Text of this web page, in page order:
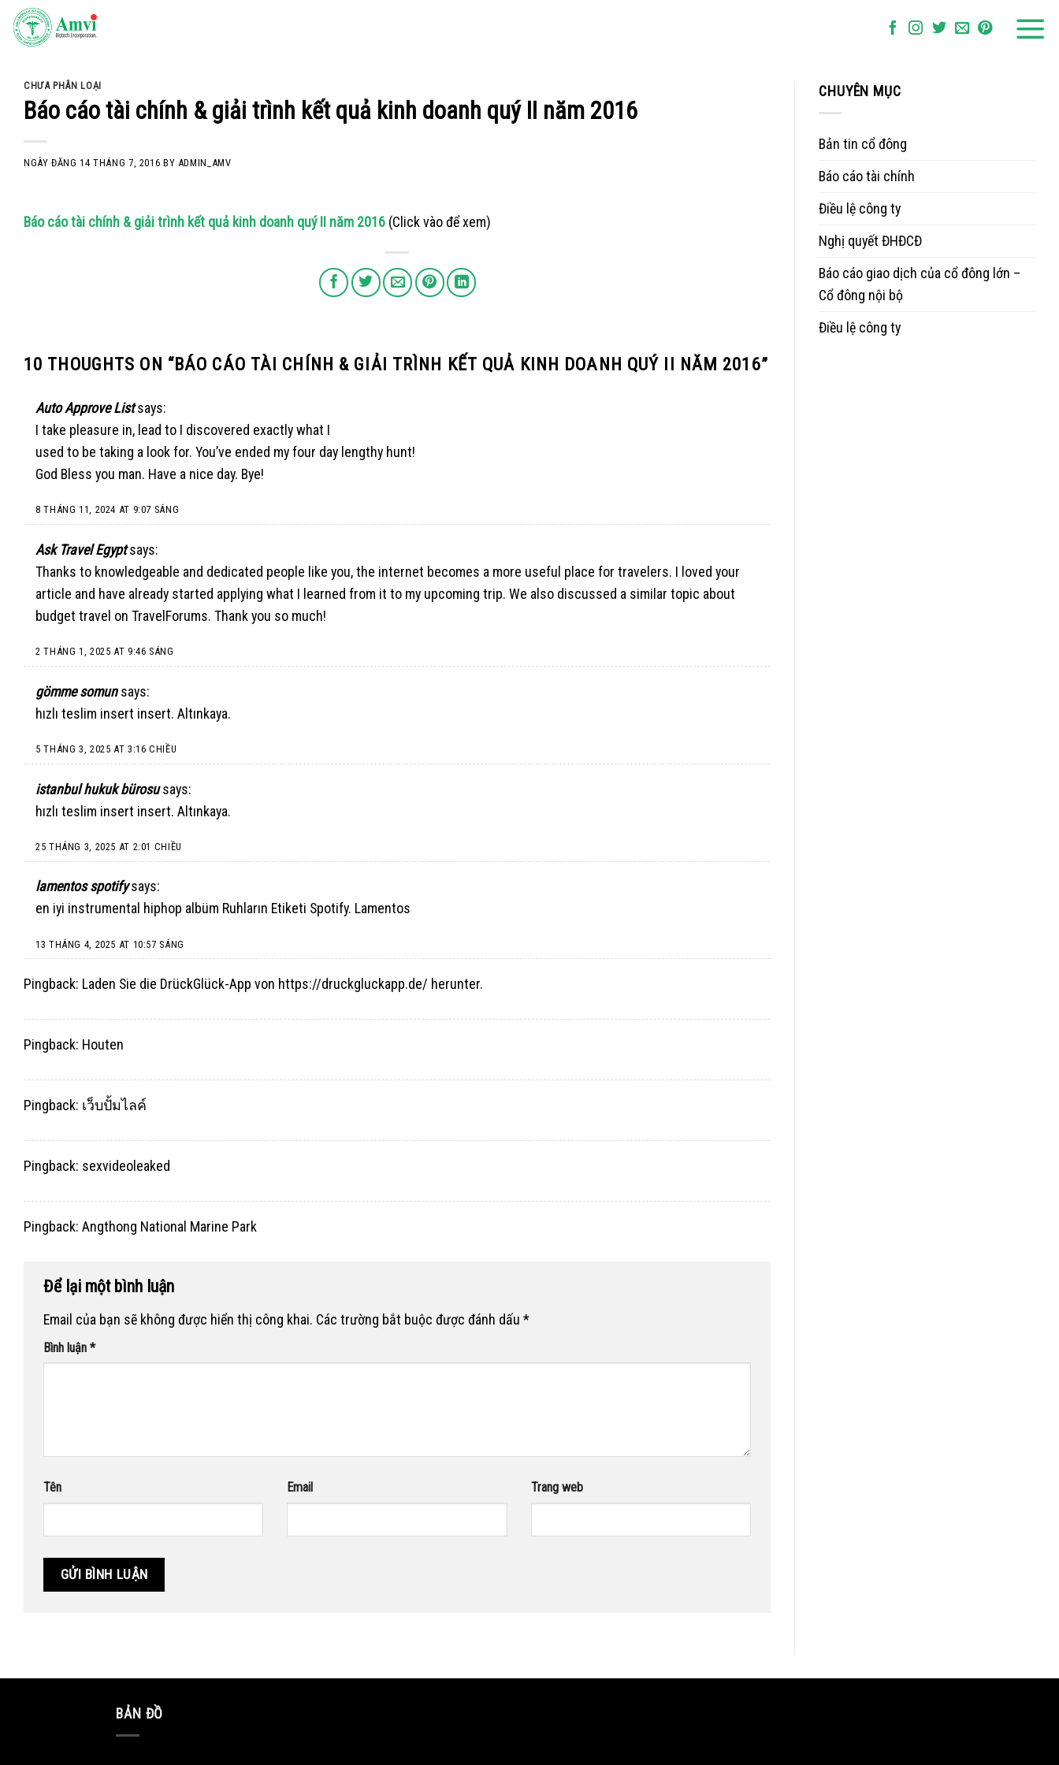
Skip
CHƯA PHÂN LOẠI
Báo cáo tài chính & giải trình kết quả kinh doanh quý II năm 2016
NGÀY ĐĂNG14 THÁNG 7, 2016 BY ADMIN_AMV
Báo cáo tài chính & giải trình kết quả kinh doanh quý II năm 2016 (Click vào để xem)
10 THOUGHTS ON “BÁO CÁO TÀI CHÍNH & GIẢI TRÌNH KẾT QUẢ KINH DOANH QUÝ II NĂM 2016”
Auto Approve List says:
I take pleasure in, lead to I discovered exactly what I
used to be taking a look for. You’ve ended my four day lengthy hunt!
God Bless you man. Have a nice day. Bye!
8 THÁNG 11, 2024 AT 9:07 SÁNG
Ask Travel Egypt says:
Thanks to knowledgeable and dedicated people like you, the internet becomes a more useful place for travelers. I loved your
article and have already started applying what I learned from it to my upcoming trip. We also discussed a similar topic about
budget travel on TravelForums. Thank you so much!
2 THÁNG 1, 2025 AT 9:46 SÁNG
gömme somun says:
hızlı teslim insert insert. Altınkaya.
5 THÁNG 3, 2025 AT 3:16 CHIỀU
istanbul hukuk bürosu says:
hızlı teslim insert insert. Altınkaya.
25 THÁNG 3, 2025 AT 2:01 CHIỀU
lamentos spotify says:
en iyi instrumental hiphop albüm Ruhların Etiketi Spotify. Lamentos
13 THÁNG 4, 2025 AT 10:57 SÁNG
Pingback: Laden Sie die DrückGlück-App von https://druckgluckapp.de/ herunter.
Pingback: Houten
Pingback: เว็บปั้มไลค์
Pingback: sexvideoleaked
Pingback: Angthong National Marine Park
Để lại một bình luận
Email của bạn sẽ không được hiển thị công khai. Các trường bắt buộc được đánh dấu *
Bình luận *
Tên Email Trang web
CHUYÊN MỤC
Bản tin cổ đông
Báo cáo tài chính
Điều lệ công ty
Nghị quyết ĐHĐCĐ
Báo cáo giao dịch của cổ đông lớn –
Cổ đông nội bộ
Điều lệ công ty
BẢN ĐỒ